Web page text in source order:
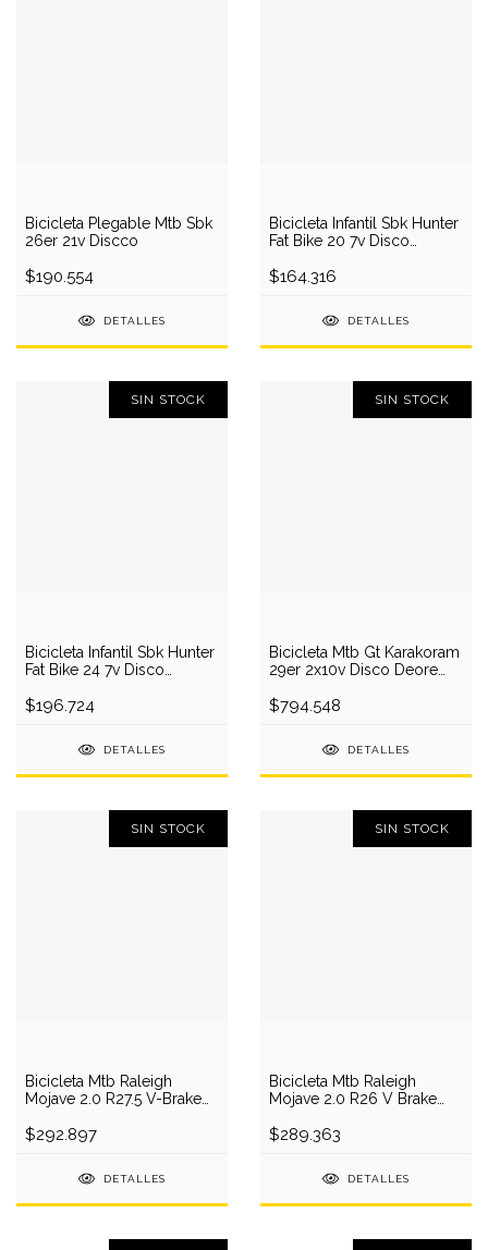
Bicicleta Plegable Mtb Sbk
26er 21v Discco
$190.554
DETALLES
Bicicleta Infantil Sbk Hunter
Fat Bike 20 7v Disco
$164.316
DETALLES
SIN STOCK
Bicicleta Infantil Sbk Hunter
Fat Bike 24 7v Disco
$196.724
DETALLES
SIN STOCK
Bicicleta Mtb Gt Karakoram
29er 2x10v Disco Deore
$794.548
DETALLES
SIN STOCK
Bicicleta Mtb Raleigh
Mojave 2.0 R27.5 V-Brake
$292.897
DETALLES
SIN STOCK
Bicicleta Mtb Raleigh
Mojave 2.0 R26 V Brake
$289.363
DETALLES